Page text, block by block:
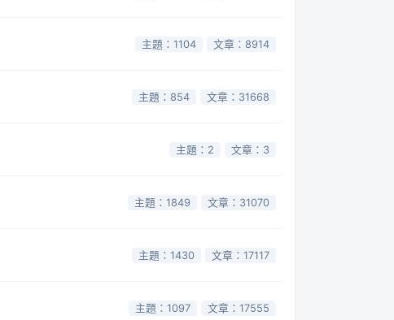
主題：1104 文章：8914
主題：854 文章：31668
主題：2 文章：3
主題：1849 文章：31070
主題：1430 文章：17117
主題：1097 文章：17555